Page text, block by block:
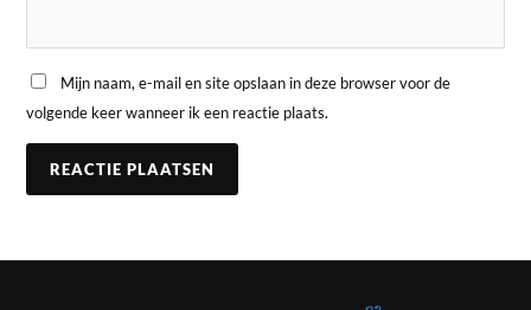
Mijn naam, e-mail en site opslaan in deze browser voor de
volgende keer wanneer ik een reactie plaats.